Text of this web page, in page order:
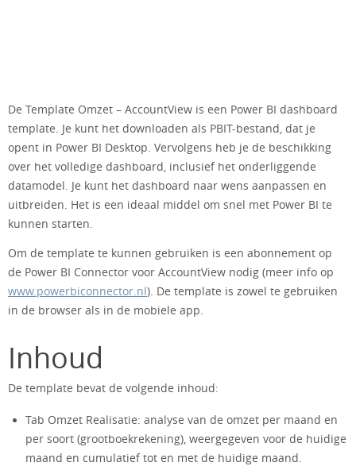
De Template Omzet – AccountView is een Power BI dashboard
template. Je kunt het downloaden als PBIT-bestand, dat je
opent in Power BI Desktop. Vervolgens heb je de beschikking
over het volledige dashboard, inclusief het onderliggende
datamodel. Je kunt het dashboard naar wens aanpassen en
uitbreiden. Het is een ideaal middel om snel met Power BI te
kunnen starten.
Om de template te kunnen gebruiken is een abonnement op
de Power BI Connector voor AccountView nodig (meer info op
www.powerbiconnector.nl). De template is zowel te gebruiken
in de browser als in de mobiele app.
Inhoud
De template bevat de volgende inhoud:
Tab Omzet Realisatie: analyse van de omzet per maand en
per soort (grootboekrekening), weergegeven voor de huidige
maand en cumulatief tot en met de huidige maand.